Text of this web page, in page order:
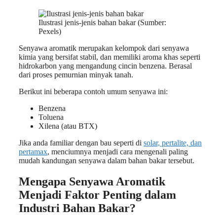
Ilustrasi jenis-jenis bahan bakar (Sumber:
Pexels)
Senyawa aromatik merupakan kelompok dari senyawa
kimia yang bersifat stabil, dan memiliki aroma khas seperti
hidrokarbon yang mengandung cincin benzena. Berasal
dari proses pemurnian minyak tanah.
Berikut ini beberapa contoh umum senyawa ini:
Benzena
Toluena
Xilena (atau BTX)
Jika anda familiar dengan bau seperti di solar, pertalite, dan
pertamax, menciumnya menjadi cara mengenali paling
mudah kandungan senyawa dalam bahan bakar tersebut.
Mengapa Senyawa Aromatik
Menjadi Faktor Penting dalam
Industri Bahan Bakar?